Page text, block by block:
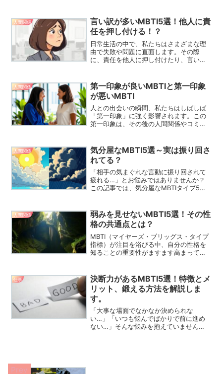
気配りのコツを学んで、良好な人間関係
づくりに活かしましょう！
人間関係
言い訳が多いMBTI5選！他人に責
任を押し付ける！？
日常生活の中で、私たちはさまざまな理
由で失敗や問題に直面します。その際
に、責任を他人に押し付けたり、言い訳
指標）による性格タイプによって、言い
訳をする傾向が異なること...
人間関係
第一印象が良いMBTIと第一印象
が悪いMBTI
人との出会いの瞬間、私たちはしばしば
「第一印象」に強く影響されます。この
第一印象は、その後の人間関係やコミュ
ズ＝ブリッグス・タイプ指標）という性
格診断を通じて、自分...
人間関係
気分屋なMBTI5選～実は振り回さ
れてる？
「相手の気まぐれな言動に振り回されて
疲れる…」とお悩みではありませんか？
この記事では、気分屋なMBTIタイプ5選
お互いに心地よい関係を築くためのヒン
トをご紹介します。
人間関係
弱みを見せないMBTI5選！その性
格の共通点とは？
MBTI（マイヤーズ・ブリッグス・タイプ
指標）が注目を浴びる中、自分の性格を
知ることの重要性がますます高まってい
より良くする手助けを得ることができま
す。特に、「弱みを見...
仕事
決断力があるMBTI5選！特徴とメ
リット、鍛える方法を解説しま
す。
「大事な場面でなかなか決められな
い…」「いつも悩んでばかりで前に進め
ない…」そんな悩みを抱えていません